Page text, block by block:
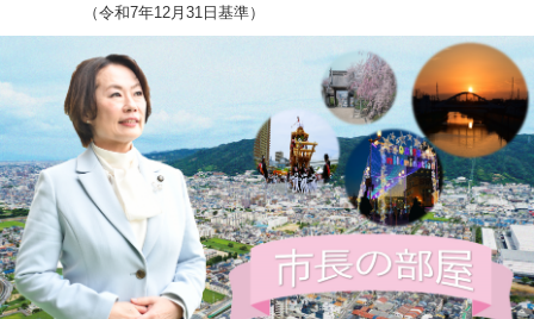
す
し
本
文
へ
（令和7年12月31日基準）